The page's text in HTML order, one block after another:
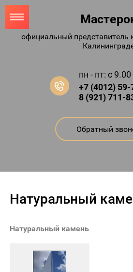
официальный представитель
пн - пт: с
+7 (4012)
8 (921) 711-
Обратный
Натуральный
Натуральный камень